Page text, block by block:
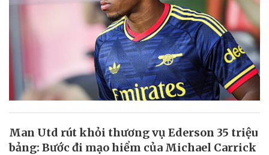
Man Utd rút khỏi thương vụ Ederson 35 triệu
bảng: Bước đi mạo hiểm của Michael Carrick